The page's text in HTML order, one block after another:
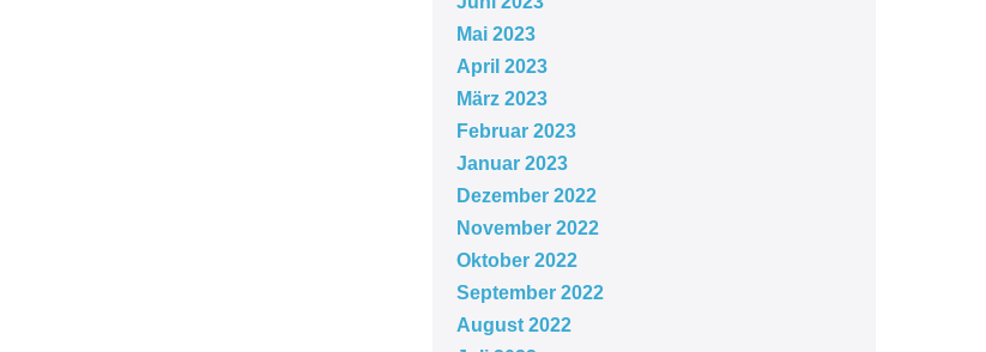
Mai 2023
April 2023
März 2023
Februar 2023
Januar 2023
Dezember 2022
November 2022
Oktober 2022
September 2022
August 2022